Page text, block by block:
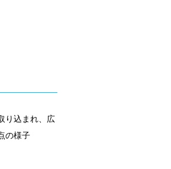
り込まれ、広
の様子